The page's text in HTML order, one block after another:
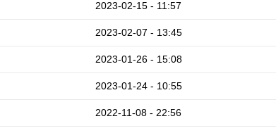
2023-02-15 - 11:57
2023-02-07 - 13:45
2023-01-26 - 15:08
2023-01-24 - 10:55
2022-11-08 - 22:56